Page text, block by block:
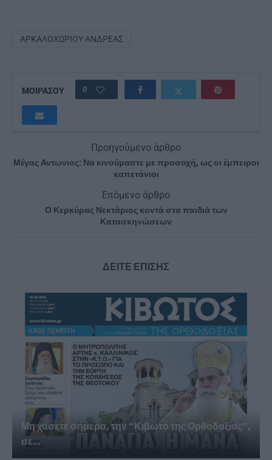
ΑΡΚΑΛΟΧΩΡΊΟΥ ΑΝΔΡΈΑΣ
ΜΟΙΡΑΣΟΥ 0
Προηγούμενο άρθρο
Μέγας Αντωνιος: Να κινούμαστε με προσοχή, ως οι έμπειροι
καπετάνιοι
Επόμενο άρθρο
Ο Κερκύρας Νεκτάριος κοντά στα παιδιά των
Κατασκηνώσεων
ΔΕΙΤΕ ΕΠΙΣΗΣ
Μη χάσετε σήμερα, την “Κιβωτό της Ορθοδοξίας”,
σε...